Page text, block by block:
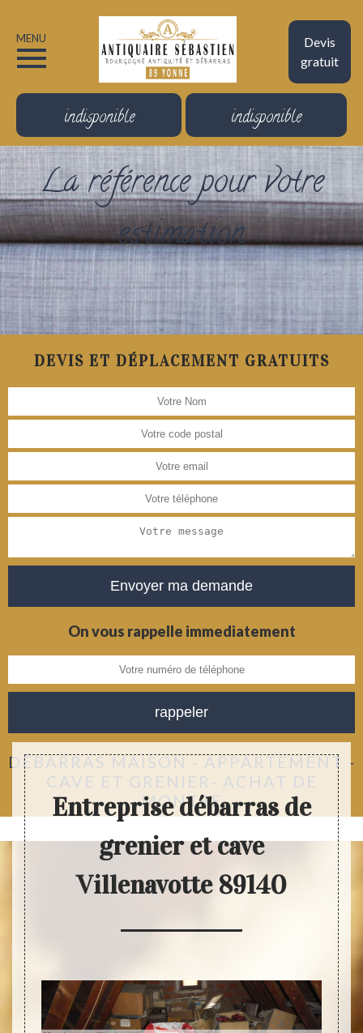
Devis
gratuit
MENU
indisponible indisponible
La référence pour votre
estimation
DEVIS ET DÉPLACEMENT GRATUITS
On vous rappelle immediatement
DÉBARRAS MAISON - APPARTEMENT -
CAVE ET GRENIER- ACHAT DE
MONTRE
Entreprise débarras de
grenier et cave
Villenavotte 89140